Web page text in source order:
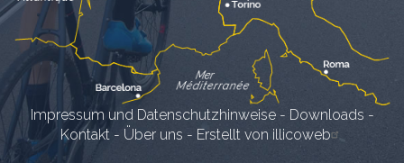
Impressum und Datenschutzhinweise- Downloads -
Kontakt - Über uns - Erstellt von illicoweb